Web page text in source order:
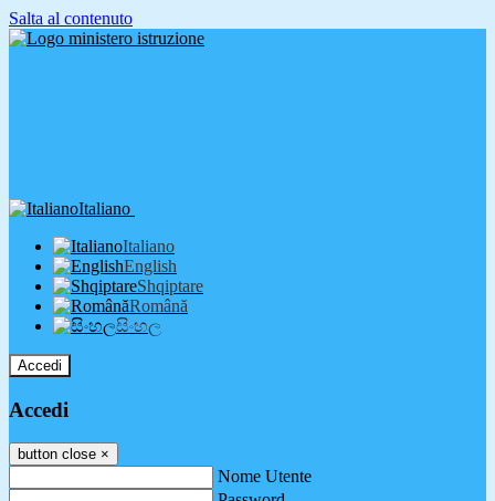
Salta al contenuto
Italiano
Italiano
English
Shqiptare
Română
සිංහල
Accedi
Accedi
button close ×
Nome Utente